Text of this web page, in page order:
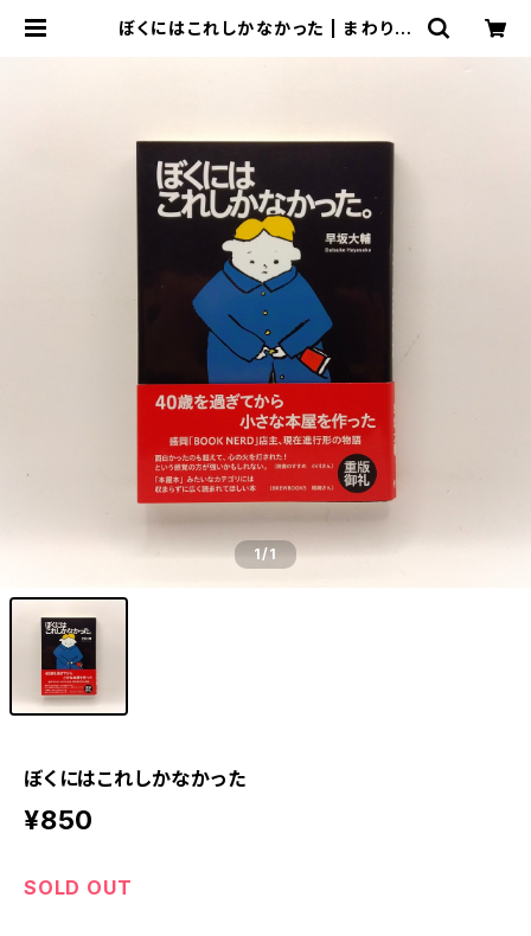
ぼくにはこれしかなかった | まわりみ
1/1
ぼくにはこれしかなかった
¥850
SOLD OUT